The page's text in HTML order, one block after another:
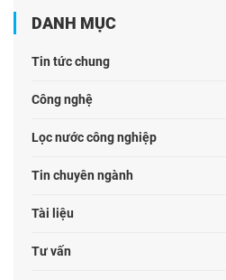
DANH MỤC
Tin tức chung
Công nghệ
Lọc nước công nghiệp
Tin chuyên ngành
Tài liệu
Tư vấn